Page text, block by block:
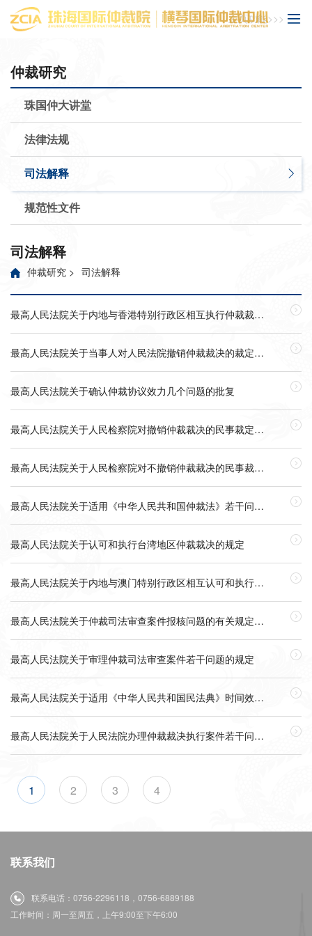
主页功能>>>
仲裁研究
珠国仲大讲堂
法律法规
司法解释
规范性文件
司法解释
仲裁研究 > 司法解释
最高人民法院关于内地与香港特别行政区相互执行仲裁裁决的安排 
最高人民法院关于当事人对人民法院撤销仲裁裁决的裁定不服申请再审人民法院是否受理问题的批复 
最高人民法院关于确认仲裁协议效力几个问题的批复 
最高人民法院关于人民检察院对撤销仲裁裁决的民事裁定提起抗诉人民法院应如何处理问题的批复 
最高人民法院关于人民检察院对不撤销仲裁裁决的民事裁定提出抗诉人民法院应否受理问题的批复 
最高人民法院关于适用《中华人民共和国仲裁法》若干问题的解释 
最高人民法院关于认可和执行台湾地区仲裁裁决的规定 
最高人民法院关于内地与澳门特别行政区相互认可和执行仲裁裁决的安排 
最高人民法院关于仲裁司法审查案件报核问题的有关规定（2021修正） 
最高人民法院关于审理仲裁司法审查案件若干问题的规定 
最高人民法院关于适用《中华人民共和国民法典》时间效力的若干规定 
最高人民法院关于人民法院办理仲裁裁决执行案件若干问题的规定 
1 2 3 4
联系我们
联系电话：0756-2296118，0756-6889188
工作时间：周一至周五，上午9:00至下午6:00